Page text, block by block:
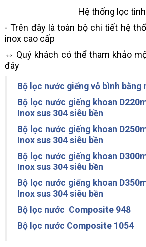
Hệ thống lọc tinh
- Trên đây là toàn bộ chi tiết hệ
inox cao cấp
⇔ Quý khách có thể tham khảo
đây
Bộ lọc nước giếng vỏ bình bằng
Bộ lọc nước giếng khoan
Inox sus 304 siêu bền
Bộ lọc nước giếng khoan
Inox sus 304 siêu bền
Bộ lọc nước giếng khoan
Inox sus 304 siêu bền
Bộ lọc nước giếng khoan
Inox sus 304 siêu bền
Bộ lọc nước Composite 948
Bộ lọc nước Composite 1054